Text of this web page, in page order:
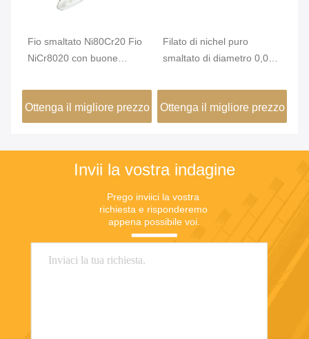
Fio smaltato Ni80Cr20 Fio
NiCr8020 con buone
Ottenga il migliore prezzo
Filato di nichel puro
smaltato di diametro 0,08
avvolgimento di
componenti di micro
sensori per autoveicoli
Ottenga il migliore prezzo
Invii la vostra indagine
Prego inviici la vostra
richiesta e risponderemo
appena possibile voi.